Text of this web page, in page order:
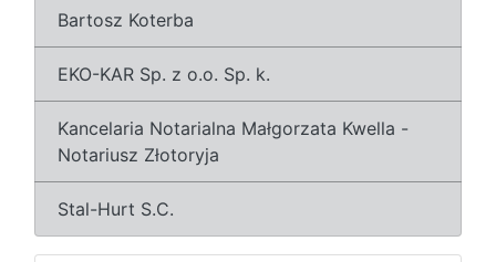
Bartosz Koterba
EKO-KAR Sp. z o.o. Sp. k.
Kancelaria Notarialna Małgorzata Kwella -
Notariusz Złotoryja
Stal-Hurt S.C.